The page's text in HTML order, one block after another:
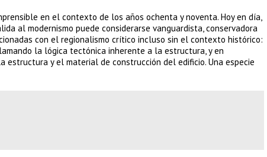
en el contexto de los años ochenta y noventa. Hoy en día,
al modernismo puede considerarse vanguardista, conservadora
con el regionalismo crítico incluso sin el contexto histórico:
la lógica tectónica inherente a la estructura, y en
estructura y el material de construcción del edificio. Una especie